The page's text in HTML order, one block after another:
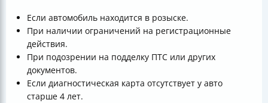
Если автомобиль находится в розыске.
При наличии ограничений на регистрационные
действия.
При подозрении на подделку ПТС или других
документов.
Если диагностическая карта отсутствует у авто
старше 4 лет.